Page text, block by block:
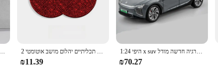
מאפייה מכונית מתכת עם מכסה הוביל אור נייד נירוסטה אניה פנימית אניה מעכב להבה גבוהה עבור סיגרים וסיגריות 2 אביזרי רכב פנים יח'\סט רב תכליתיים יהלום מושב אוטומטי woks לא להחליק ברכבת רכבת אוניברסלי וו מים מחצלת גביע
₪11.39
1:24 היפי x suv סגסוגת אנרגיה חדשה מודל decast מתכת רכב מודיעין חשמלי רכב דגם צליל וילדים קל מתנה
₪70.27